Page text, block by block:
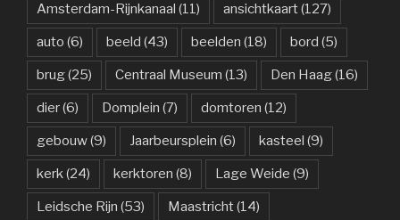
Amsterdam-Rijnkanaal (11) ansichtkaart(127)
auto (6) beeld (43) beelden (18) bord (5)
brug(25) Centraal Museum (13) Den Haag(16)
dier(6) Domplein (7) domtoren (12)
gebouw(9) Jaarbeursplein (6) kasteel (9)
kerk(24) kerktoren (8) Lage Weide (9)
Leidsche Rijn (53) Maastricht(14)